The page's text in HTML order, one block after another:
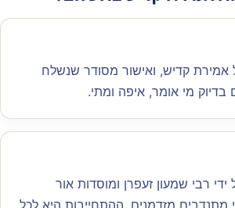
אמירת קדיש, ואישור מסודר שנשלח
מי אומר, איפה ומתי.
רבי שמעון זעפרן ומוסדות אור
מתנדבים מזדמנים. ההתחייבות היא לכל